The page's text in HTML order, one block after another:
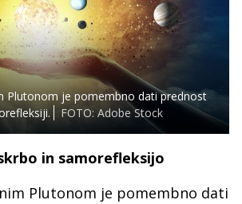
Plutonom je pomembno dati prednost
FOTO: Adobe Stock
in samorefleksijo
Plutonom je pomembno dati